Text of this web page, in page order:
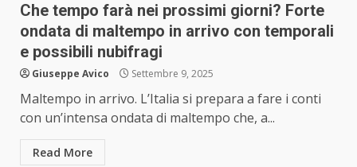
Che tempo farà nei prossimi giorni? Forte
ondata di maltempo in arrivo con temporali
e possibili nubifragi
Giuseppe Avico Settembre 9, 2025
Maltempo in arrivo. L’Italia si prepara a fare i conti
con un’intensa ondata di maltempo che, a...
Read More